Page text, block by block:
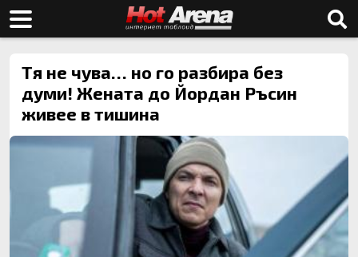
Тя не чува… но го разбира без
думи! Жената до Йордан Ръсин
живее в тишина